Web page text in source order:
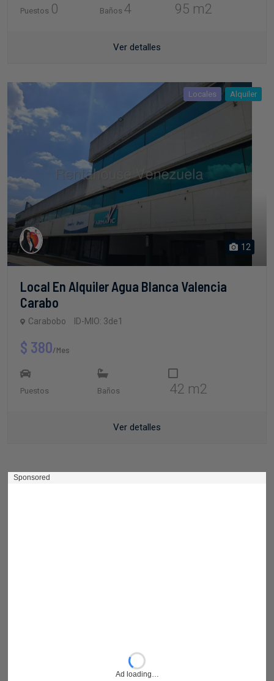
Puestos 0 Baños 4 95 m2
Ver detalles
Locales Alquiler
12
Local En Alquiler Agua Blanca Valencia
Carabo
Carabobo ID-MIO: 3de1
$ 380/Mes
Puestos Baños 42 m2
Ver detalles